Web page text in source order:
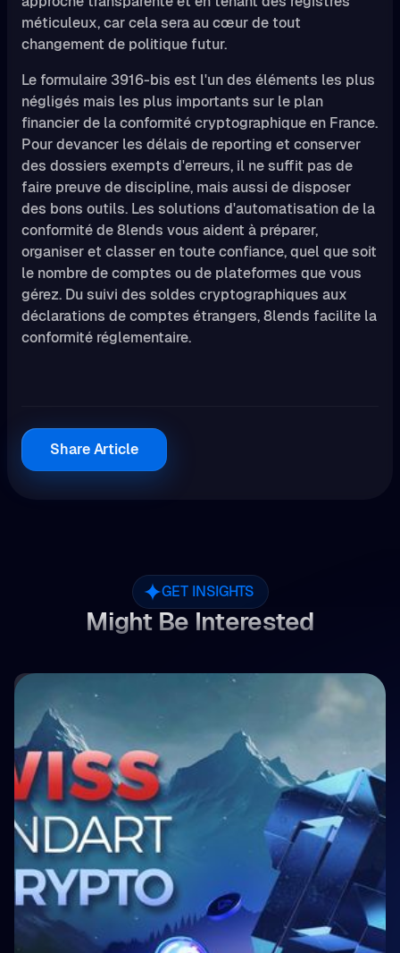
méticuleux, car cela sera au cœur de tout
changement de politique futur.
Le formulaire 3916-bis est l'un des éléments les plus
négligés mais les plus importants sur le plan
financier de la conformité cryptographique en France.
Pour devancer les délais de reporting et conserver
des dossiers exempts d'erreurs, il ne suffit pas de
faire preuve de discipline, mais aussi de disposer
des bons outils. Les solutions d'automatisation de la
conformité de 8lends vous aident à préparer,
organiser et classer en toute confiance, quel que soit
le nombre de comptes ou de plateformes que vous
gérez. Du suivi des soldes cryptographiques aux
déclarations de comptes étrangers, 8lends facilite la
conformité réglementaire.
Share Article
GET INSIGHTS
Might Be Interested